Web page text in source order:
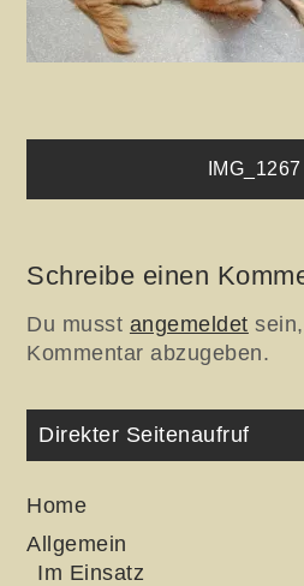
Schreibe einen
Du musst angemeldet
Kommentar abzugeben.
Direkter Seitenaufruf
Home
Allgemein
Im Einsatz